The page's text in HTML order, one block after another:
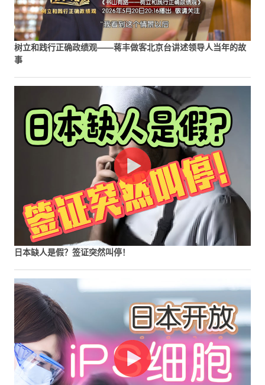
树立和践行正确政绩观——蒋丰做客北京台讲述领导人当年的故
事
日本缺人是假？签证突然叫停！